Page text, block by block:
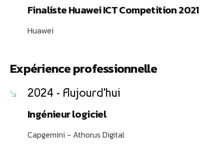
Finaliste Huawei ICT Competition 2021
Huawei
Expérience professionnelle
2024 - Aujourd'hui
Ingénieur logiciel
Capgemini - Athorus Digital